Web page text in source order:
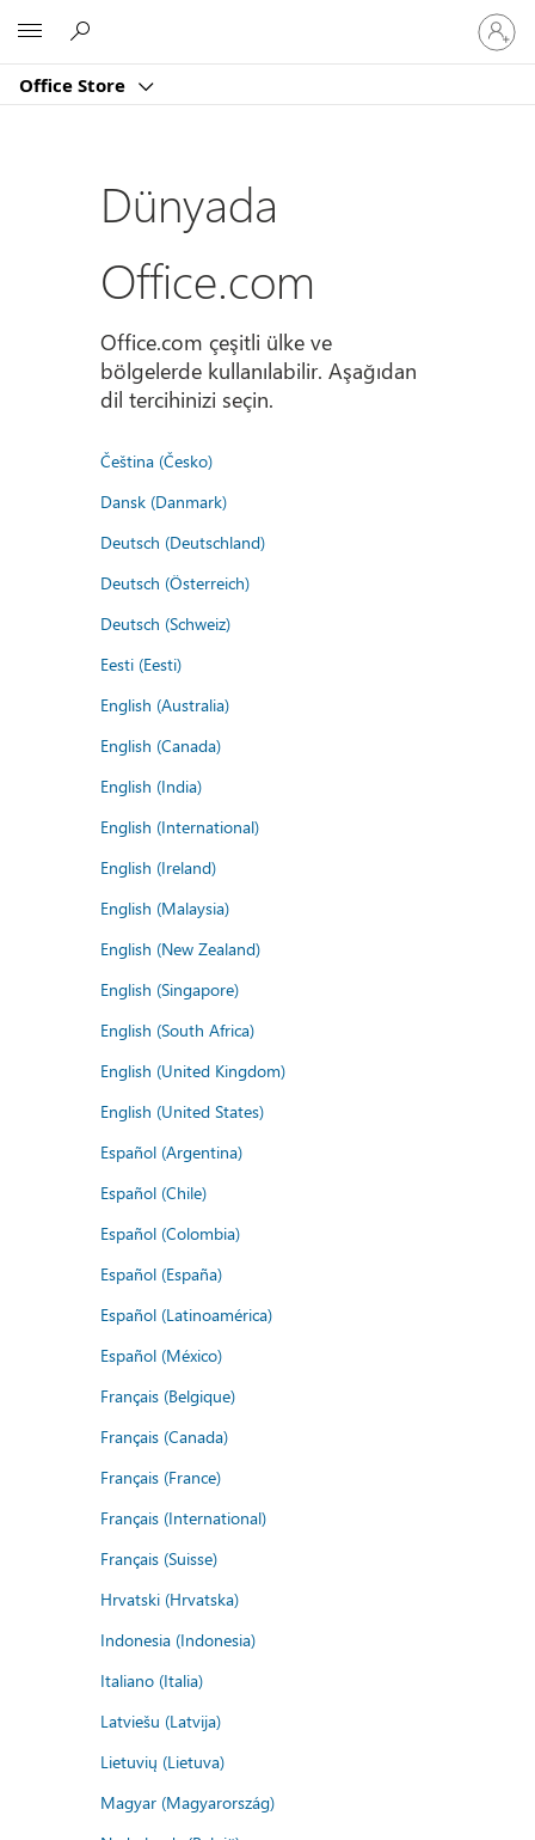
Office Store
oturum
açın
Dünyada
Office.com
Office.com çeşitli ülke ve
bölgelerde kullanılabilir. Aşağıdan
dil tercihinizi seçin.
Čeština (Česko)
Dansk (Danmark)
Deutsch (Deutschland)
Deutsch (Österreich)
Deutsch (Schweiz)
Eesti (Eesti)
English (Australia)
English (Canada)
English (India)
English (International)
English (Ireland)
English (Malaysia)
English (New Zealand)
English (Singapore)
English (South Africa)
English (United Kingdom)
English (United States)
Español (Argentina)
Español (Chile)
Español (Colombia)
Español (España)
Español (Latinoamérica)
Español (México)
Français (Belgique)
Français (Canada)
Français (France)
Français (International)
Français (Suisse)
Hrvatski (Hrvatska)
Indonesia (Indonesia)
Italiano (Italia)
Latviešu (Latvija)
Lietuvių (Lietuva)
Magyar (Magyarország)